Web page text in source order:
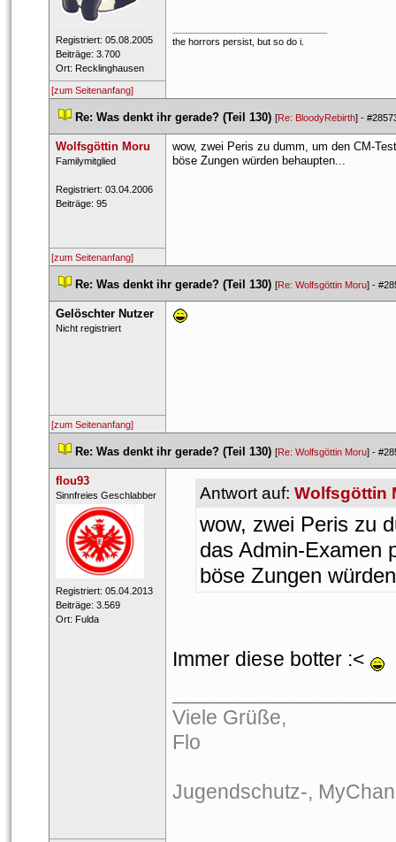
Registriert: 05.08.2005
Beiträge: 3.700
Ort: Recklinghausen
the horrors persist, but so do i.
[zum Seitenanfang]
Re: Was denkt ihr gerade? (Teil 130) [Re: BloodyRebirth] -
Wolfsgöttin Moru
​Familymitglied
Registriert: 03.04.2006
Beiträge: 95
wow, zwei Peris zu dumm, um den CM-
böse Zungen würden behaupten...
[zum Seitenanfang]
Re: Was denkt ihr gerade? (Teil 130) [Re: Wolfsgöttin Moru] -
Gelöschter Nutzer
Nicht registriert
[zum Seitenanfang]
Re: Was denkt ihr gerade? (Teil 130) [Re: Wolfsgöttin Moru] -
flou93
​Sinnfreies Geschlabber
Registriert: 05.04.2013
Beiträge: 3.569
Ort: Fulda
Antwort auf: Wolfsgöttin
wow, zwei Peris zu
das Admin-Examen
böse Zungen
Immer diese botter :<
Viele Grüße,
Flo
Jugendschutz-,